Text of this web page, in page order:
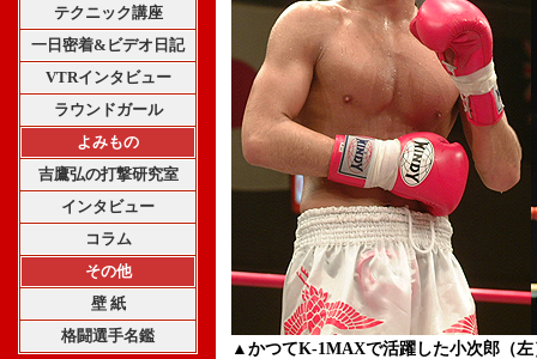
テクニック講座
一日密着&ビデオ日記
VTRインタビュー
ラウンドガール
よみもの
吉鷹弘の打撃研究室
インタビュー
コラム
その他
壁 紙
格闘選手名鑑
▲かつてK-1MAXで活躍した小次郎（